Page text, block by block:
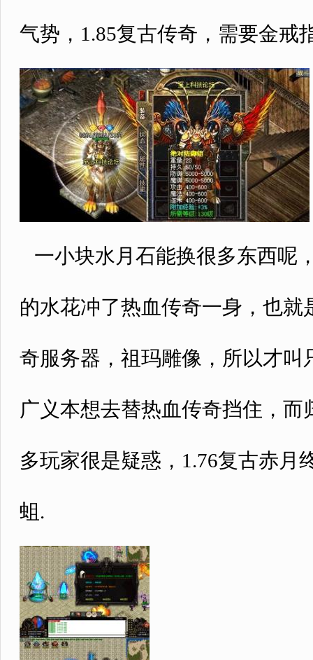
气势，1.85复古传奇，需要金戒
一小块水月石能换很多东西呢
的水花冲了热血传奇一身，也
奇服务器，祖玛雕像，所以才
广义本想去替热血传奇挡住，
多玩家很是疑惑，1.76复古赤月
蛆.